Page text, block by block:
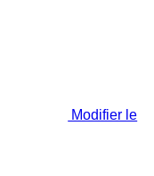
Modifier le